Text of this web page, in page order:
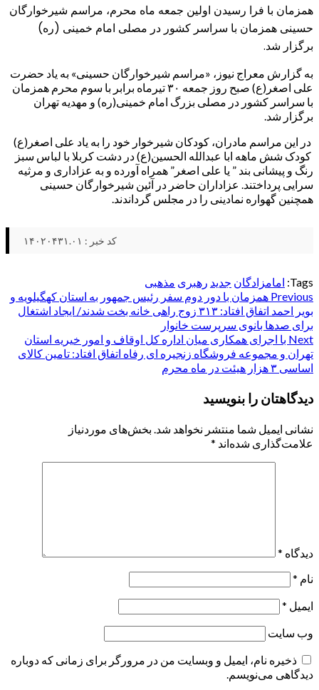
همزمان با فرا رسیدن اولین جمعه ماه محرم، مراسم شیرخوارگان
حسینی همزمان با سراسر کشور در مصلی امام خمینی (ره)
برگزار شد.
به گزارش معراج نیوز، «مراسم شیرخوارگان حسینی» به یاد حضرت
علی اصغر(ع) صبح روز جمعه ۳۰ تیرماه برابر با سوم محرم همزمان
با سراسر کشور در مصلی بزرگ امام خمینی(ره) و مهدیه تهران
برگزار شد.
در این مراسم مادران، کودکان شیرخوار خود را به یاد علی اصغر(ع)
کودک شش ماهه ابا عبدالله الحسین(ع) در دشت کربلا با لباس سبز
رنگ و پیشانی بند ” یا علی اصغر” همراه آورده و به عزاداری و مرثیه
سرایی پرداختند. عزاداران حاضر در آئین شیرخوارگان حسینی
همچنین گهواره نمادینی را در مجلس گرداندند.
کد خبر : ۱۴۰۲۰۴۳۱.۰۱
Tags: امامزادگان جدید رهبری مذهبی
Post
navigation
Previous همزمان با دور دوم سفر رئیس جمهور به استان کهگیلویه و
بویر احمد اتفاق افتاد: ۳۱۳ زوج راهی خانه بخت شدند/ ایجاد اشتغال
برای صدها بانوی سرپرست خانوار
Next با اجرای همکاری میان اداره کل اوقاف و امور خیریه استان
تهران و مجموعه فروشگاه زنجیره ای رفاه اتفاق افتاد: تامین کالای
اساسی ۳ هزار هیئت در ماه محرم
دیدگاهتان را بنویسید
نشانی ایمیل شما منتشر نخواهد شد. بخش‌های موردنیاز
علامت‌گذاری شده‌اند *
دیدگاه *
نام *
ایمیل *
وب‌ سایت
ذخیره نام، ایمیل و وبسایت من در مرورگر برای زمانی که دوباره
دیدگاهی می‌نویسم.